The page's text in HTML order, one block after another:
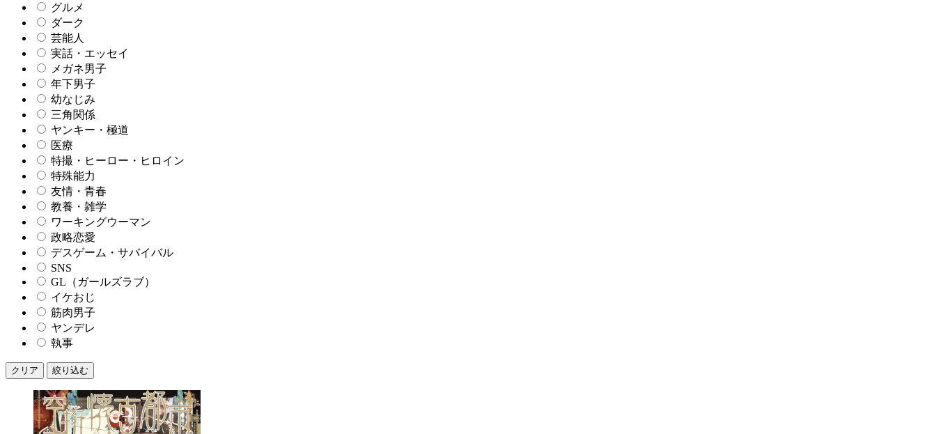
グルメ
ダーク
芸能人
実話・エッセイ
メガネ男子
年下男子
幼なじみ
三角関係
ヤンキー・極道
医療
特撮・ヒーロー・ヒロイン
特殊能力
友情・青春
教養・雑学
ワーキングウーマン
政略恋愛
デスゲーム・サバイバル
SNS
GL（ガールズラブ）
イケおじ
筋肉男子
ヤンデレ
執事
クリア 絞り込む